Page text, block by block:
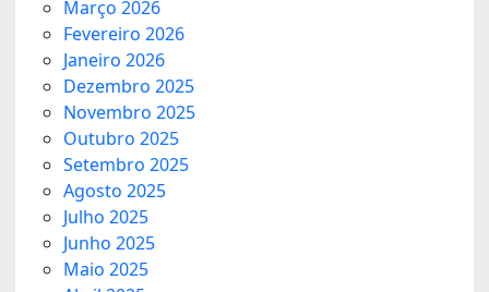
Março 2026
Fevereiro 2026
Janeiro 2026
Dezembro 2025
Novembro 2025
Outubro 2025
Setembro 2025
Agosto 2025
Julho 2025
Junho 2025
Maio 2025